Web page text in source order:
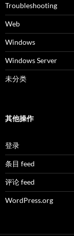
Troubleshooting
Web
Windows
Windows Server
未分类
其他操作
登录
条目 feed
评论 feed
WordPress.org